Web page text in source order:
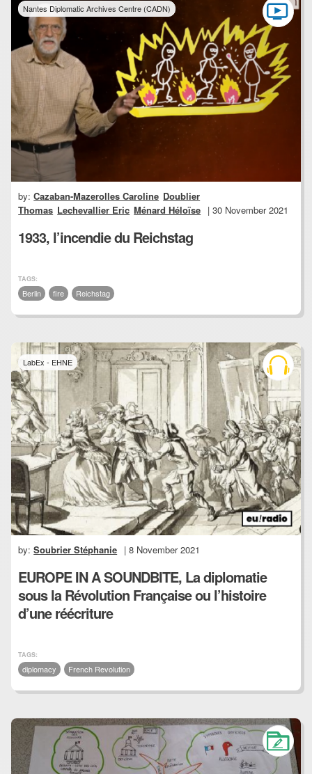
Nantes Diplomatic Archives Centre (CADN)
by:Cazaban-Mazerolles Caroline Doublier
Thomas Lechevallier Eric Ménard Héloïse | 30 November 2021
1933, l’incendie du Reichstag
TAGS:
Berlin fire Reichstag
LabEx - EHNE
by:Soubrier Stéphanie | 8 November 2021
EUROPE IN A SOUNDBITE, La diplomatie
sous la Révolution Française ou l’histoire
d’une réécriture
TAGS:
diplomacy French Revolution